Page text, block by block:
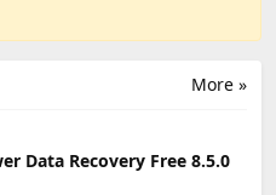
More »
Data Recovery Free 8.5.0